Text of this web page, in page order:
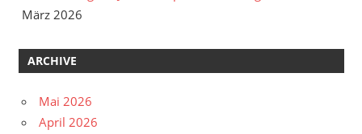
März 2026
ARCHIVE
Mai 2026
April 2026